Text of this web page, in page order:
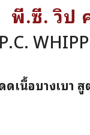
พี.ซี. วิป
P.C.
เนื้อบางเบา